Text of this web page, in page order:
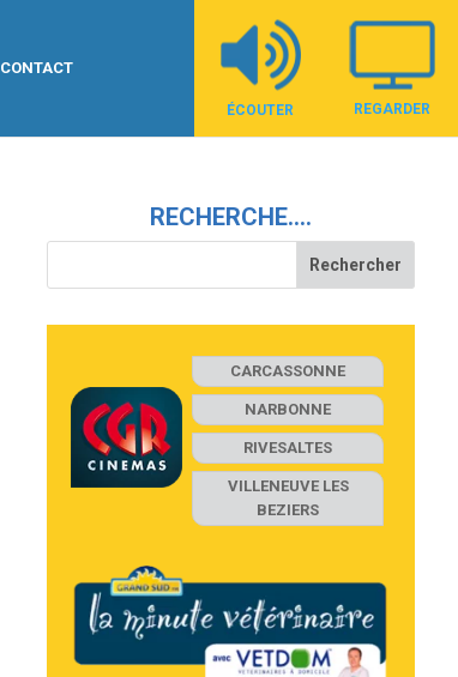
CONTACT
ÉCOUTER REGARDER
RECHERCHE….
CARCASSONNE
NARBONNE
RIVESALTES
VILLENEUVE LES
BEZIERS